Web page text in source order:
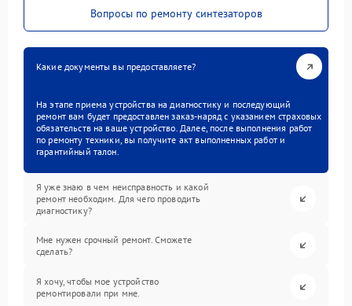
Вопросы по ремонту синтезаторов
Какие документы вы предоставляете?
На этапе приема устройства на диагностику и последующий
ремонт вам будет предоставлен заказ-наряд с указанием страховых
обязательств на ваше устройство. Далее, после выполнения работ
по ремонту техники, вы получите акт выполненных работ и
гарантийный талон.
Я уже знаю в чем неисправность и какой
ремонт необходим. Для чего проводить
диагностику?
Мне нужен срочный ремонт. Сможете
сделать?
Я хочу, чтобы мое устройство
ремонтировали при мне.